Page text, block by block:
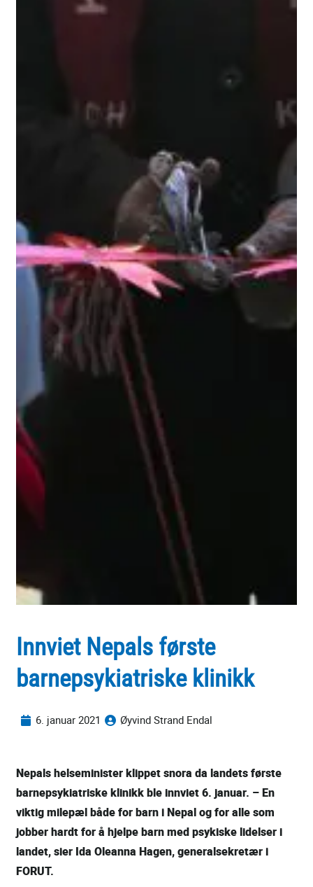
Innviet Nepals første
barnepsykiatriske klinikk
6. januar 2021 Øyvind Strand Endal
Nepals helseminister klippet snora da landets første
barnepsykiatriske klinikk ble innviet 6. januar. – En
viktig milepæl både for barn i Nepal og for alle som
jobber hardt for å hjelpe barn med psykiske lidelser i
landet, sier Ida Oleanna Hagen, generalsekretær i
FORUT.